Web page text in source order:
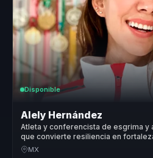
Disponible
Alely Hernández
Atleta y conferencista de esgrima
que convierte resiliencia en
lideres.
MX